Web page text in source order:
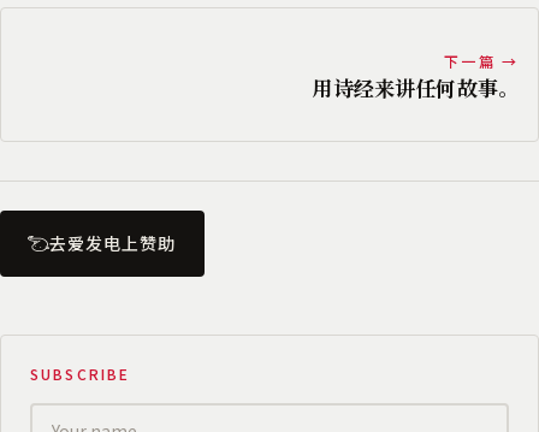
下一篇 →
用诗经来讲任何故事。
去爱发电上赞助
SUBSCRIBE